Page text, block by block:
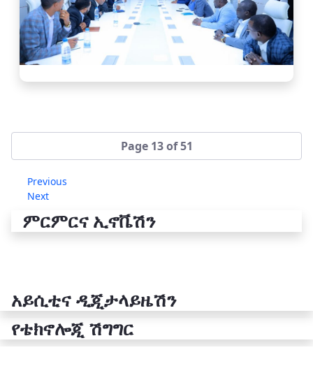
Page 13 of 51
Previous
Next
ምርምርና ኢኖቬሽን
አይሲቲና ዲጂታላይዜሽን
የቴክኖሎጂ ሽግግር